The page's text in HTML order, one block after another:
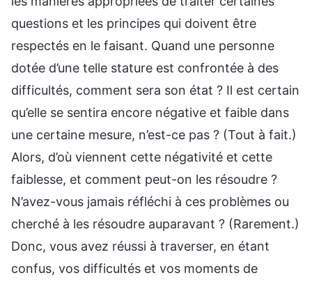
questions et les principes qui doivent être
respectés en le faisant. Quand une personne
dotée d’une telle stature est confrontée à des
difficultés, comment sera son état ? Il est certain
qu’elle se sentira encore négative et faible dans
une certaine mesure, n’est-ce pas ? (Tout à fait.)
Alors, d’où viennent cette négativité et cette
faiblesse, et comment peut-on les résoudre ?
N’avez-vous jamais réfléchi à ces problèmes ou
cherché à les résoudre auparavant ? (Rarement.)
Donc, vous avez réussi à traverser, en étant
confus, vos difficultés et vos moments de